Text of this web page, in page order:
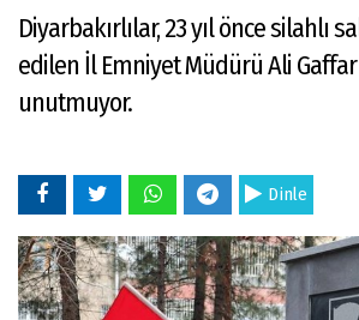
Haberleri
Foto
Diyarbakırlılar, 23 yıl önce silahlı
edilen İl Emniyet Müdürü Ali Gaffar
unutmuyor.
Dinle